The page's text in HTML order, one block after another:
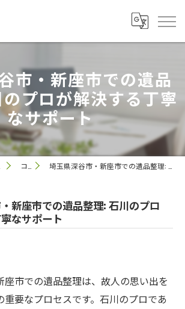
市・新座市での遺品
プロが解決する丁寧
なサポート
コラム 埼玉県深谷市・新座市での遺品整理: 石川のプロが解決する丁寧なサポート
新座市での遺品整理: 石川のプロ
なサポート
座市での遺品整理は、故人の思い出を
重要なプロセスです。石川のプロであ